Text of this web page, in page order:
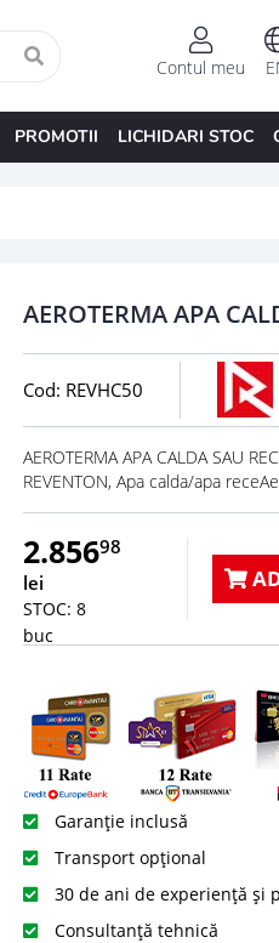
Contul meu
PROMOTII LICHIDARI STOC
AEROTERMA APA
Cod: REVHC50
AEROTERMA APA CALDA SAU
REVENTON, Apa calda/apa
2.85698
lei
STOC: 8
buc
Garanție inclusă
Transport opțional
30 de ani de experiență și
Consultanță tehnică